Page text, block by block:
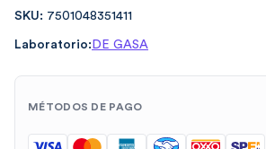
SKU: 7501048351411
Laboratorio: DE GASA
MÉTODOS DE PAGO